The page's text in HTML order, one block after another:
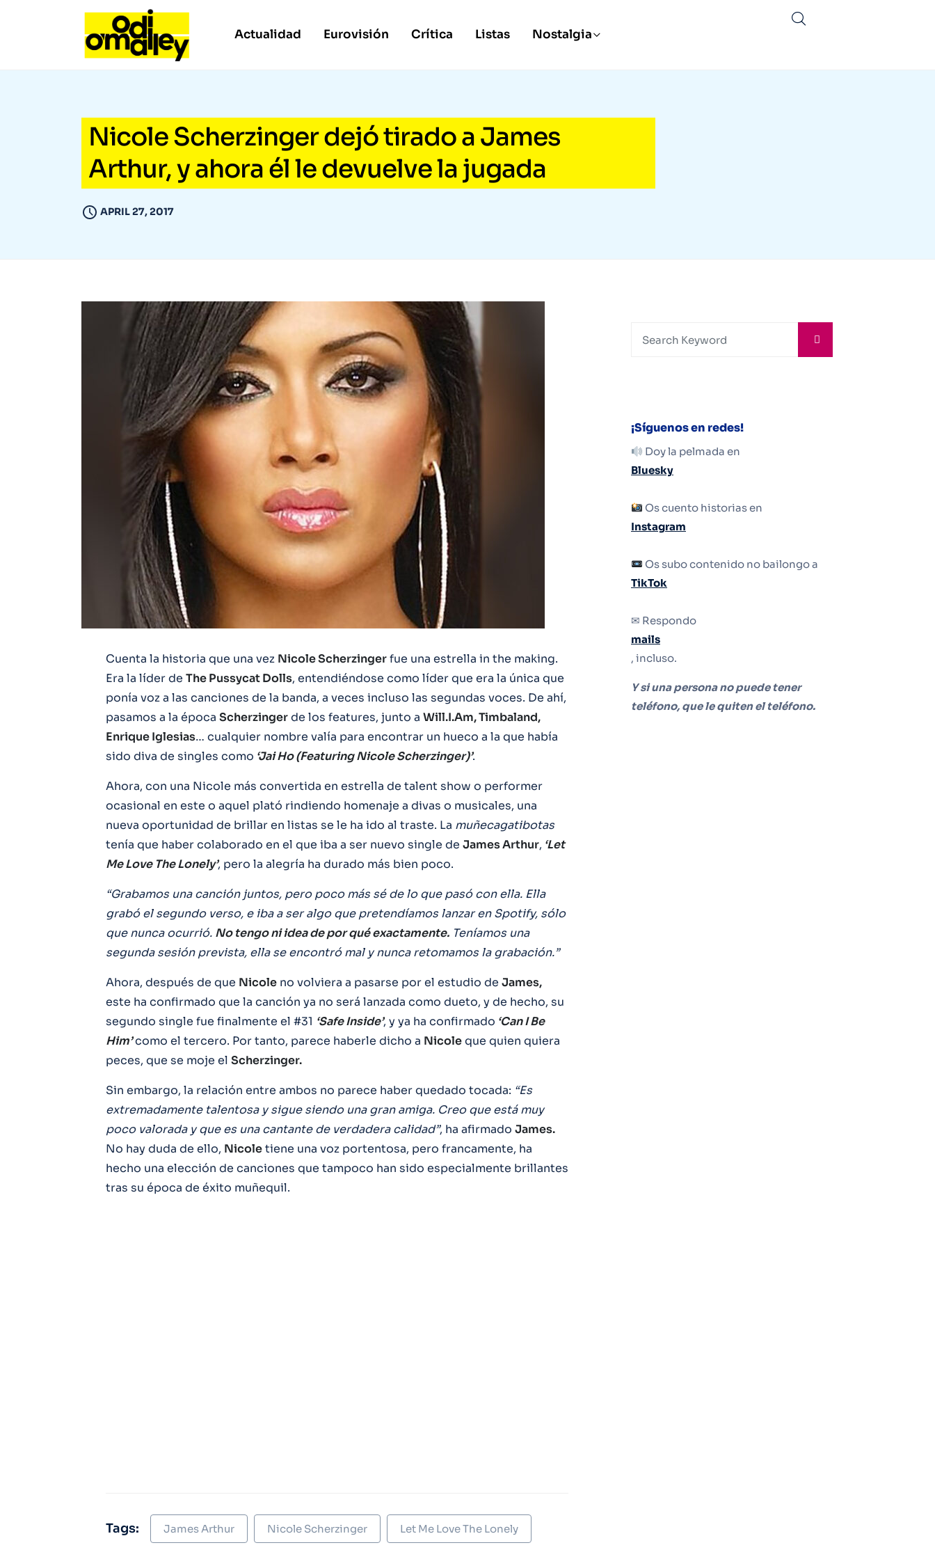
Actualidad Eurovisión Crítica Listas Nostalgia
Nicole Scherzinger dejó tirado a James
Arthur, y ahora él le devuelve la jugada
APRIL 27, 2017
Cuenta la historia que una vez Nicole Scherzingerfue una estrella in the making.
Era la líder de The Pussycat Dolls, entendiéndose como líder que era la única que
ponía voz a las canciones de la banda, a veces incluso las segundas voces. De ahí,
pasamos a la época Scherzingerde los features, junto a Will.I.Am, Timbaland,
Enrique Iglesias… cualquier nombre valía para encontrar un hueco a la que había
sido diva de singles como ‘Jai Ho (Featuring Nicole Scherzinger)’.
Ahora, con una Nicole más convertida en estrella de talent show o performer
ocasional en este o aquel plató rindiendo homenaje a divas o musicales, una
nueva oportunidad de brillar en listas se le ha ido al traste. La muñecagatibotas
tenía que haber colaborado en el que iba a ser nuevo single de James Arthur, ‘Let
Me Love The Lonely’, pero la alegría ha durado más bien poco.
“Grabamos una canción juntos, pero poco más sé de lo que pasó con ella. Ella
grabó el segundo verso, e iba a ser algo que pretendíamos lanzar en Spotify, sólo
que nunca ocurrió. No tengo ni idea de por qué exactamente. Teníamos una
segunda sesión prevista, ella se encontró mal y nunca retomamos la grabación.”
Ahora, después de que Nicole no volviera a pasarse por el estudio de James,
este ha confirmado que la canción ya no será lanzada como dueto, y de hecho, su
segundo single fue finalmente el #31 ‘Safe Inside’, y ya ha confirmado ‘Can I Be
Him’como el tercero. Por tanto, parece haberle dicho a Nicoleque quien quiera
peces, que se moje el Scherzinger.
Sin embargo, la relación entre ambos no parece haber quedado tocada: “Es
extremadamente talentosa y sigue siendo una gran amiga. Creo que está muy
poco valorada y que es una cantante de verdadera calidad”, ha afirmado James.
No hay duda de ello, Nicoletiene una voz portentosa, pero francamente, ha
hecho una elección de canciones que tampoco han sido especialmente brillantes
tras su época de éxito muñequil.
Tags: James Arthur Nicole Scherzinger Let Me Love The Lonely
¡Síguenos en redes!
Doy la pelmada en
Bluesky
Os cuento historias en
Instagram
Os subo contenido no bailongo a
TikTok
✉ Respondo
mails
, incluso.
Y si una persona no puede tener
teléfono, que le quiten el teléfono.